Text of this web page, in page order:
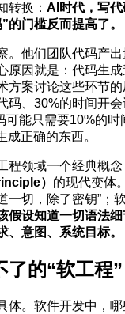
转换： AI时代，写
的门槛反而提高了。
。他们团队代码产
原因就是：代码生
方案讨论这些环节
码、30%的时间开会
可能只需要10%的时
正确的东西。
程领域一个经典概念
） 的现代变体
一切，除了密钥”；
假设知道一切语法
意图、系统目标。
了的“软工程”
体。软件开发中，